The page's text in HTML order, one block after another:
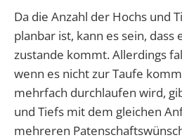
Da die Anzahl der Hochs und
planbar ist, kann es sein, dass
zustande kommt. Allerdings
wenn es nicht zur Taufe
mehrfach durchlaufen wird,
und Tiefs mit dem gleichen
mehreren